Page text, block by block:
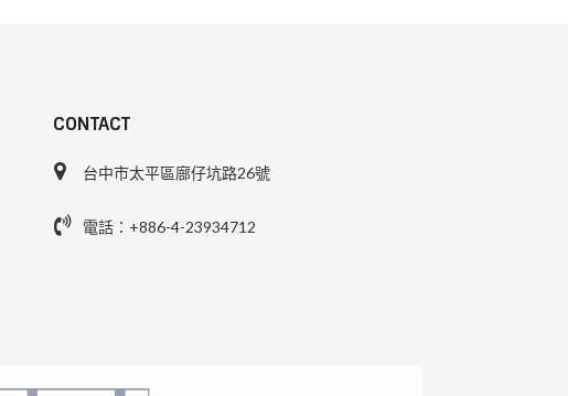
CONTACT
台中市太平區廍仔坑路26號
電話：+886-4-23934712